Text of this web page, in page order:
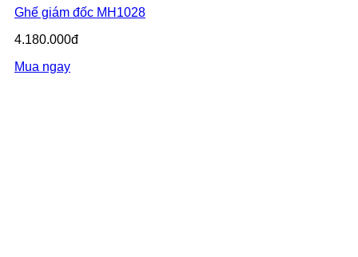
Ghế giám đốc MH1028
4.180.000đ
Mua ngay